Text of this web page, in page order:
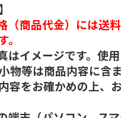
（商品代金）には送
はイメージです。使
物等は商品内容に含
容をお確かめの上、